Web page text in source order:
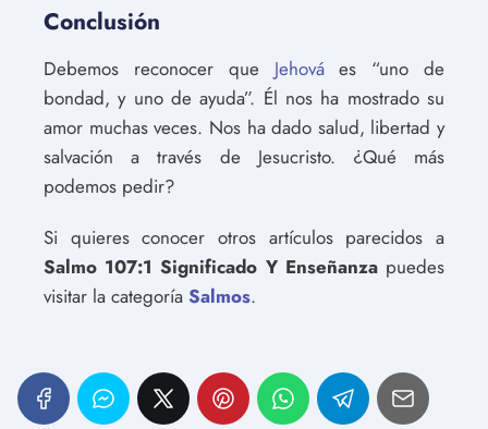
Conclusión
Debemos reconocer que Jehováes “uno de
bondad, y uno de ayuda”. Él nos ha mostrado su
amor muchas veces. Nos ha dado salud, libertad y
salvación a través de Jesucristo. ¿Qué más
podemos pedir?
Si quieres conocer otros artículos parecidos a
Salmo 107:1 Significado Y Enseñanzapuedes
visitar la categoría Salmos.